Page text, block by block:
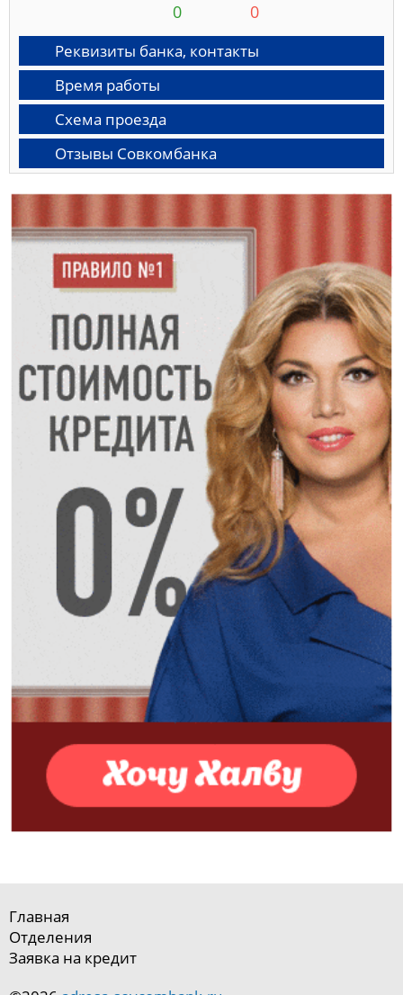
0 0
Реквизиты банка, контакты
Время работы
Схема проезда
Отзывы Совкомбанка
Главная
Отделения
Заявка на кредит